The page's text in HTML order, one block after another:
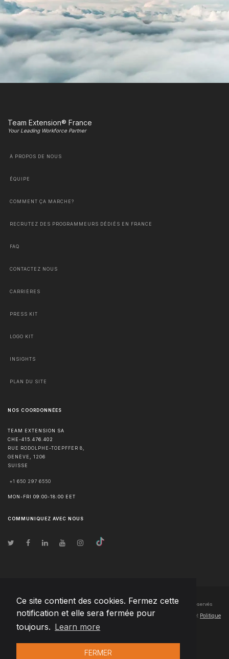
Ce site contient des cookies. Fermez cette
notification et elle sera fermée pour
toujours. Learn more
FERMER
Team Extension® France
Your Leading Workforce Partner
À PROPOS DE NOUS
ÉQUIPE
COMMENT ÇA MARCHE?
RECRUTEZ DES PROGRAMMEURS DÉDIÉS EN FRANCE
FAQ
CONTACTEZ NOUS
CARRIÈRES
PRESS KIT
LOGO KIT
INSIGHTS
PLAN DU SITE
NOS COORDONNÉES
TEAM EXTENSION SA
CHE-415.476.402
RUE RODOLPHE-TOEPFFER 8,
GENÈVE
1206
SUISSE
+1 650 297 6550
MON-FRI 09:00-18:00 EET
COMMUNIQUEZ AVEC NOUS
© Droits d'auteur2026 Team Extension SA France- Tous les droits sont réservés
Changelog● En utilisant ce site, vous acceptez nos Conditions d'utilisation et Politique
de confidentialité